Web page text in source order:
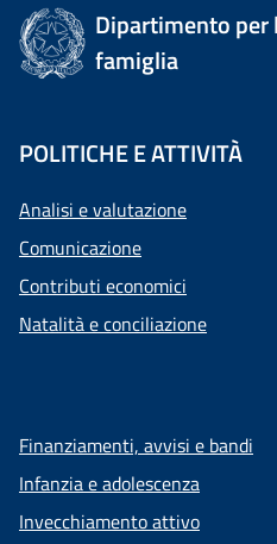
Dipartimento
famiglia
POLITICHE E ATTIVITÀ
Analisi e valutazione
Comunicazione
Contributi economici
Natalità e conciliazione
Finanziamenti, avvisi e bandi
Infanzia e adolescenza
Invecchiamento attivo